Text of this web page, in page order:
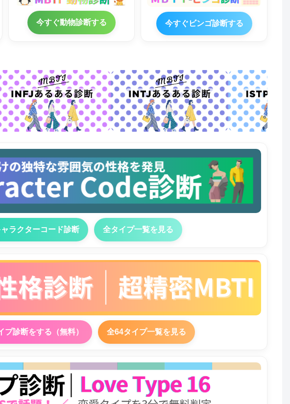
今すぐ動物診断する 今すぐビンゴ診断する
ラクターコード診断 全タイプ一覧を見る
プ診断をする（無料） 全64タイプ一覧を見る